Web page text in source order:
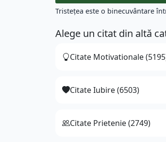
Tristețea este o binecuvântare
Alege un citat din altă
Citate Motivationale
Citate Iubire (6503)
Citate Prietenie (2749)